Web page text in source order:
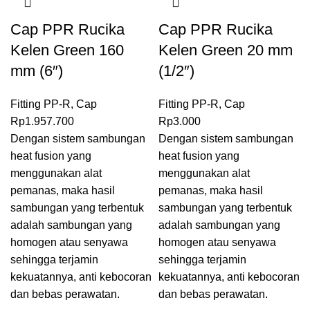
Cap PPR Rucika
Kelen Green 160
mm (6″)
Fitting PP-R, Cap
Rp1.957.700
Dengan sistem sambungan
heat fusion yang
menggunakan alat
pemanas, maka hasil
sambungan yang terbentuk
adalah sambungan yang
homogen atau senyawa
sehingga terjamin
kekuatannya, anti kebocoran
dan bebas perawatan.
Cap PPR Rucika
Kelen Green 20 mm
(1/2″)
Fitting PP-R, Cap
Rp3.000
Dengan sistem sambungan
heat fusion yang
menggunakan alat
pemanas, maka hasil
sambungan yang terbentuk
adalah sambungan yang
homogen atau senyawa
sehingga terjamin
kekuatannya, anti kebocoran
dan bebas perawatan.